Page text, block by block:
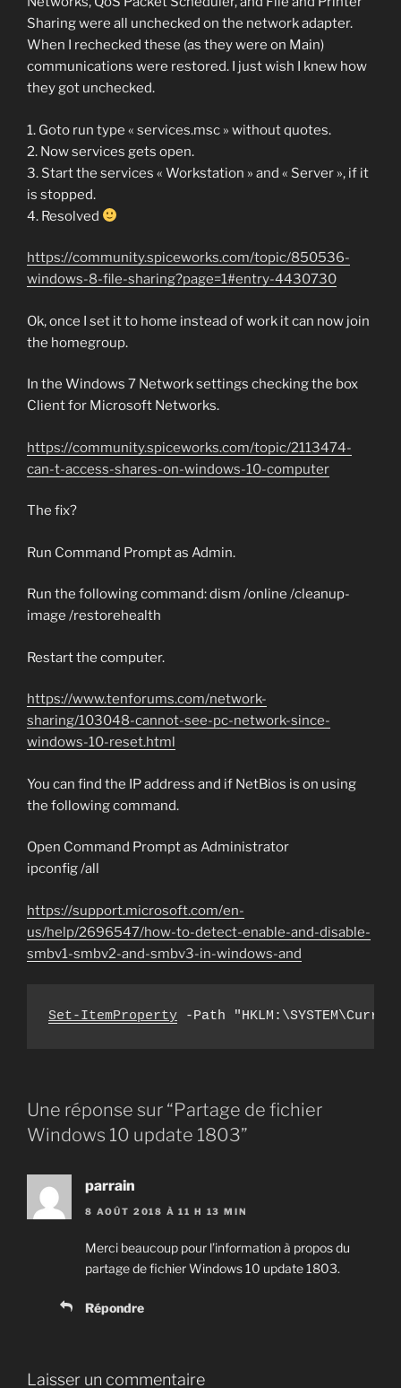
Sharing were all unchecked on the network adapter.
When I rechecked these (as they were on Main)
communications were restored. I just wish I knew how
they got unchecked.
1. Goto run type « services.msc » without quotes.
2. Now services gets open.
3. Start the services « Workstation » and « Server », if it
is stopped.
4. Resolved
https://community.spiceworks.com/topic/850536-
windows-8-file-sharing?page=1#entry-4430730
Ok, once I set it to home instead of work it can now join
the homegroup.
In the Windows 7 Network settings checking the box
Client for Microsoft Networks.
https://community.spiceworks.com/topic/2113474-
can-t-access-shares-on-windows-10-computer
The fix?
Run Command Prompt as Admin.
Run the following command: dism /online /cleanup-
image /restorehealth
Restart the computer.
https://www.tenforums.com/network-
sharing/103048-cannot-see-pc-network-since-
windows-10-reset.html
You can find the IP address and if NetBios is on using
the following command.
Open Command Prompt as Administrator
ipconfig /all
https://support.microsoft.com/en-
us/help/2696547/how-to-detect-enable-and-disable-
smbv1-smbv2-and-smbv3-in-windows-and
Set-ItemProperty -Path
Une réponse sur “Partage de fichier
Windows 10 update 1803”
parrain
8 AOÛT 2018 À 11 H 13 MIN
Merci beaucoup pour l’information à propos du
partage de fichier Windows 10 update 1803.
Répondre
Laisser un commentaire